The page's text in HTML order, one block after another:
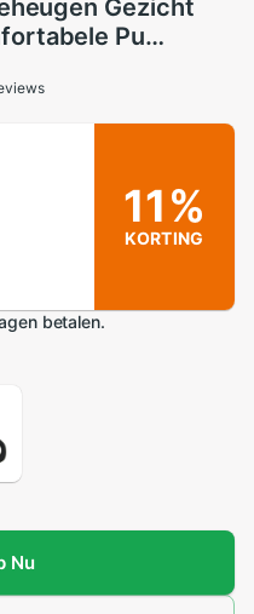
Gezicht
Pu
FOV.
11%
KORTING
betalen.
Nu